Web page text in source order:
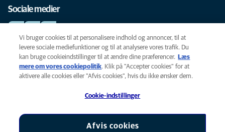
Sociale medier
Cookie-politik
Privatlivspolitik
AniCura er et datterselskab af Mars, Inc © 2026
Vi bruger cookies til at personalisere indhold og annoncer, til at
levere sociale mediefunktioner og til at analysere vores trafik. Du
kan bruge cookieindstillinger til at ændre dine præferencer.
Læs
mere om vores cookiepolitik(opens in a new tab)
. Klik på "Accepter cookies" for at
aktivere alle cookies eller "Afvis cookies", hvis du ikke ønsker dem.
Cookie-indstillinger
Afvis cookies